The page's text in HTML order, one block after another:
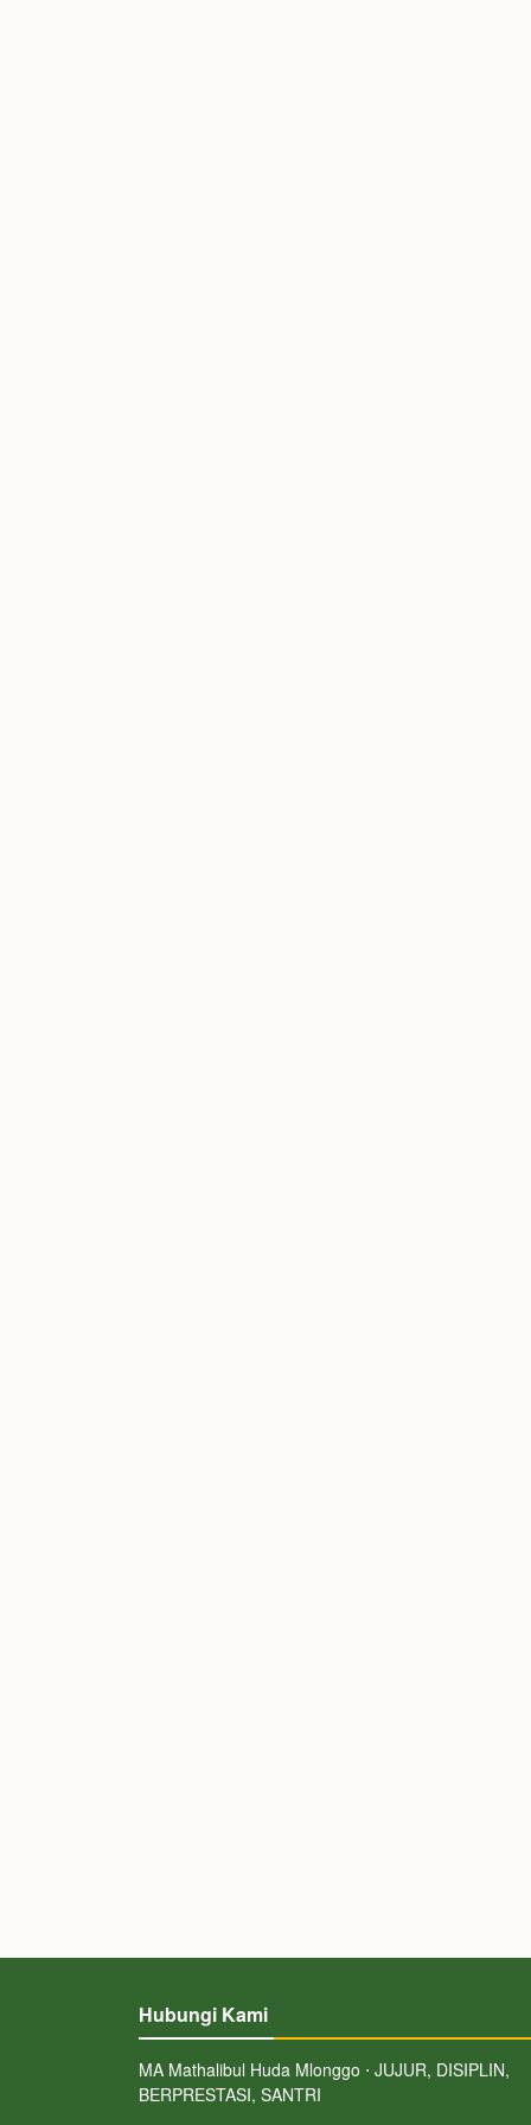
Hubungi Kami
MA Mathalibul Huda Mlonggo ⋅ JUJUR, DISIPLIN,
BERPRESTASI, SANTRI